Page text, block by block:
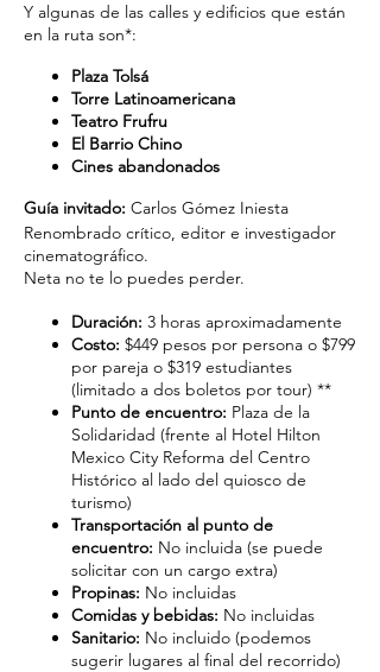
Y algunas de las calles y edificios que están
en la ruta son*:
Plaza Tolsá
Torre Latinoamericana
Teatro Frufru
El Barrio Chino
Cines abandonados
Guía invitado: Carlos Gómez Iniesta
Renombrado crítico, editor e investigador
cinematográfico.
Neta no te lo puedes perder.
Duración: 3 horas aproximadamente
Costo: $449 pesos por persona o $799
por pareja o $319 estudiantes
(limitado a dos boletos por tour) **
Punto de encuentro: Plaza de la
Solidaridad (frente al Hotel Hilton
Mexico City Reforma del Centro
Histórico al lado del quiosco de
turismo)
Transportación al punto de
encuentro: No incluida (se puede
solicitar con un cargo extra)
Propinas: No incluidas
Comidas y bebidas: No incluidas
Sanitario: No incluido (podemos
sugerir lugares al final del recorrido)